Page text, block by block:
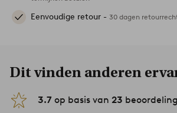
Eenvoudige retour - 30 dagen
Dit vinden anderen
3.7 op basis van 23